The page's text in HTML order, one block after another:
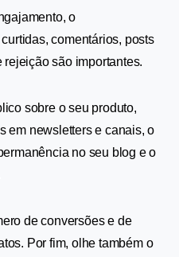
o
comentários, posts
são importantes.
sobre o seu produto,
em newsletters e canais, o
no seu blog e o
de conversões e de
Por fim, olhe também o